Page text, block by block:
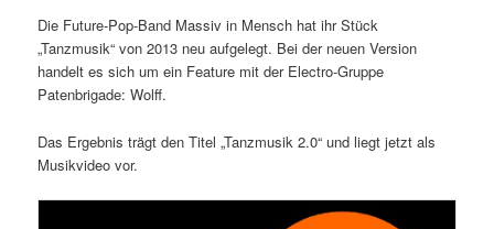
Die Future-Pop-Band Massiv in Mensch hat ihr Stück
„Tanzmusik“ von 2013 neu aufgelegt. Bei der neuen Version
handelt es sich um ein Feature mit der Electro-Gruppe
Patenbrigade: Wolff.
Das Ergebnis trägt den Titel „Tanzmusik 2.0“ und liegt jetzt als
Musikvideo vor.